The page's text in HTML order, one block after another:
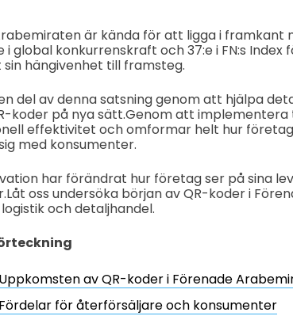
är kända för att ligga i framkant
i global konkurrenskraft och 37:e i FN:s
sin hängivenhet till framsteg.
en del av denna satsning genom att hjälpa
koder på nya sätt.Genom att
effektivitet och omformar helt hur
med konsumenter.
har förändrat hur företag ser på sina
Låt oss undersöka början av QR-koder i
och detaljhandel.
Uppkomsten av QR-koder i Förenade
Fördelar för återförsäljare och konsumenter